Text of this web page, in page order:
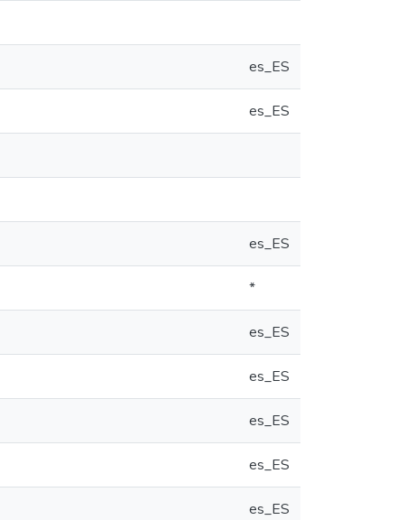
es_ES
es_ES
es_ES
*
es_ES
es_ES
es_ES
es_ES
es_ES